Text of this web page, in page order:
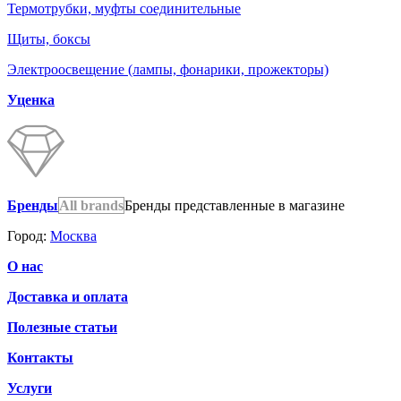
Термотрубки, муфты соединительные
Щиты, боксы
Электроосвещение (лампы, фонарики, прожекторы)
Уценка
БрендыAll brandsБренды представленные в магазине
Город: Москва
О нас
Доставка и оплата
Полезные статьи
Контакты
Услуги